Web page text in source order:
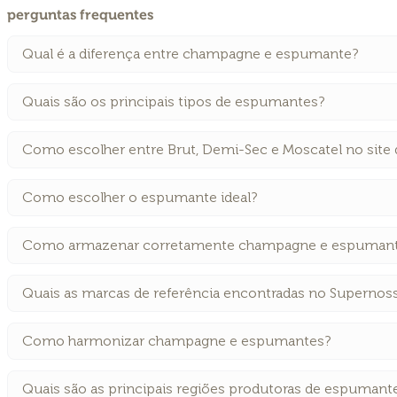
perguntas frequentes
Qual é a diferença entre champagne e espumante?
Quais são os principais tipos de espumantes?
Como escolher entre Brut, Demi-Sec e Moscatel no site
Como escolher o espumante ideal?
Como armazenar corretamente champagne e
Quais as marcas de referência encontradas no
Como harmonizar champagne e espumantes?
Quais são as principais regiões produtoras de